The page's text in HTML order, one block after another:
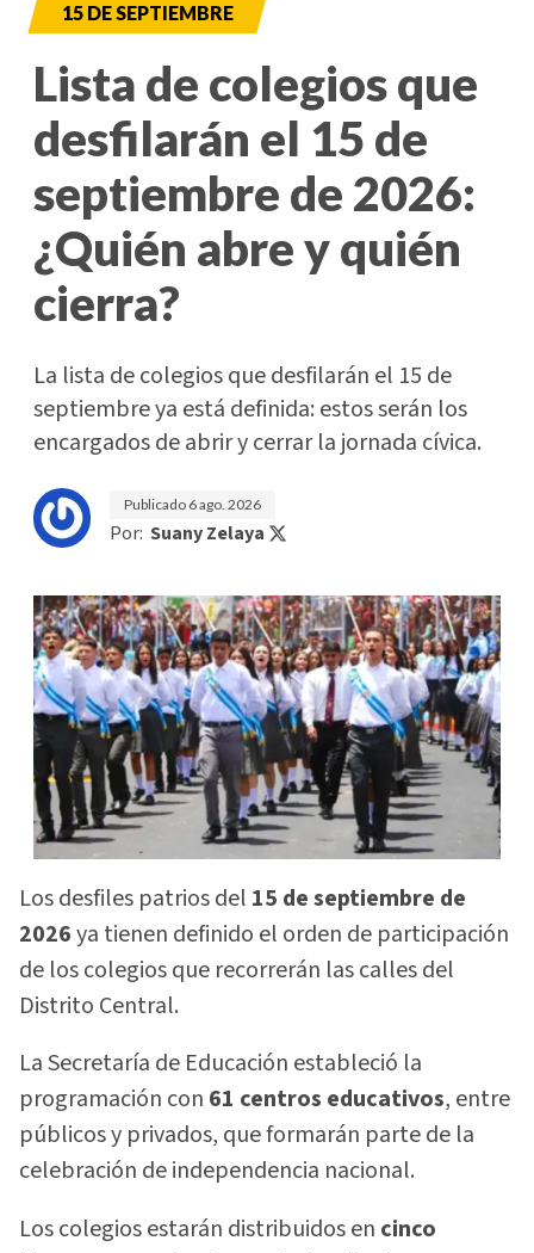
15 DE SEPTIEMBRE
Lista de colegios que
desfilarán el 15 de
septiembre de 2026:
¿Quién abre y quién
cierra?
La lista de colegios que desfilarán el 15 de
septiembre ya está definida: estos serán los
encargados de abrir y cerrar la jornada cívica.
Publicado 6 ago. 2026
Por: Suany Zelaya
Los desfiles patrios del 15 de septiembre de
2026ya tienen definido el orden de participación
de los colegios que recorrerán las calles del
Distrito Central.
La Secretaría de Educación estableció la
programación con 61 centros educativos, entre
públicos y privados, que formarán parte de la
celebración de independencia nacional.
Los colegios estarán distribuidos en cinco